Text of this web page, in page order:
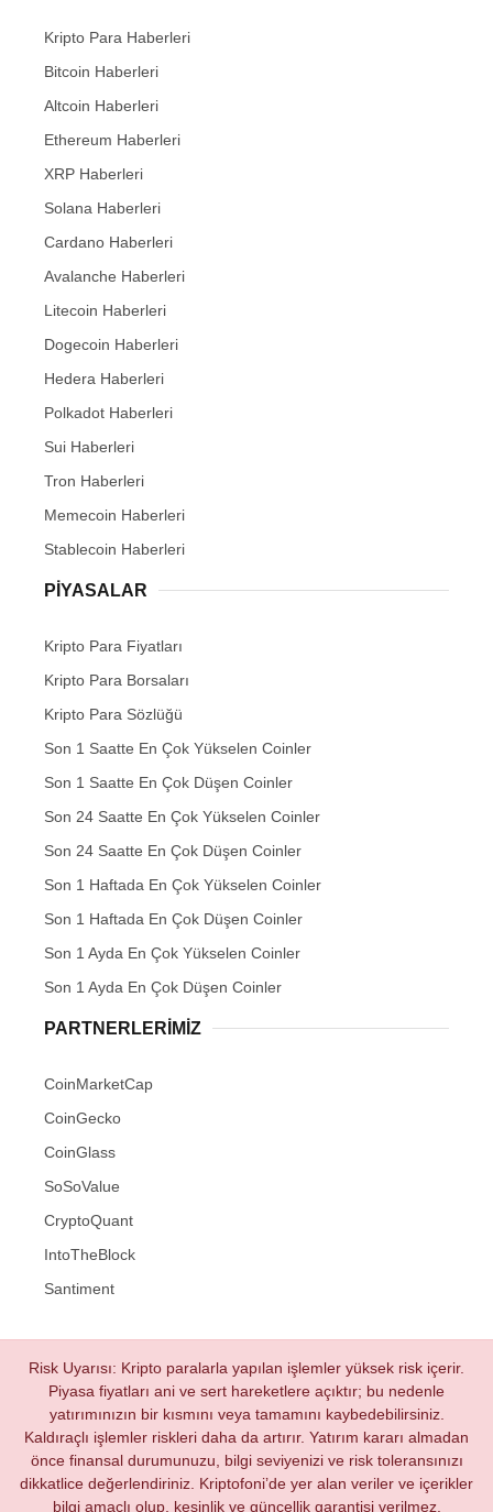
Kripto Para Haberleri
Bitcoin Haberleri
Altcoin Haberleri
Ethereum Haberleri
XRP Haberleri
Solana Haberleri
Cardano Haberleri
Avalanche Haberleri
Litecoin Haberleri
Dogecoin Haberleri
Hedera Haberleri
Polkadot Haberleri
Sui Haberleri
Tron Haberleri
Memecoin Haberleri
Stablecoin Haberleri
PIYASALAR
Kripto Para Fiyatları
Kripto Para Borsaları
Kripto Para Sözlüğü
Son 1 Saatte En Çok Yükselen Coinler
Son 1 Saatte En Çok Düşen Coinler
Son 24 Saatte En Çok Yükselen Coinler
Son 24 Saatte En Çok Düşen Coinler
Son 1 Haftada En Çok Yükselen Coinler
Son 1 Haftada En Çok Düşen Coinler
Son 1 Ayda En Çok Yükselen Coinler
Son 1 Ayda En Çok Düşen Coinler
PARTNERLERIMIZ
CoinMarketCap
CoinGecko
CoinGlass
SoSoValue
CryptoQuant
IntoTheBlock
Santiment
Risk Uyarısı: Kripto paralarla yapılan işlemler yüksek risk içerir.
Piyasa fiyatları ani ve sert hareketlere açıktır; bu nedenle
yatırımınızın bir kısmını veya tamamını kaybedebilirsiniz.
Kaldıraçlı işlemler riskleri daha da artırır. Yatırım kararı almadan
önce finansal durumunuzu, bilgi seviyenizi ve risk toleransınızı
dikkatlice değerlendiriniz. Kriptofoni’de yer alan veriler ve içerikler
bilgi amaçlı olup, kesinlik ve güncellik garantisi verilmez.